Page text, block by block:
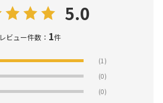
5.0
レビュー件数： 1件
(1)
(0)
(0)